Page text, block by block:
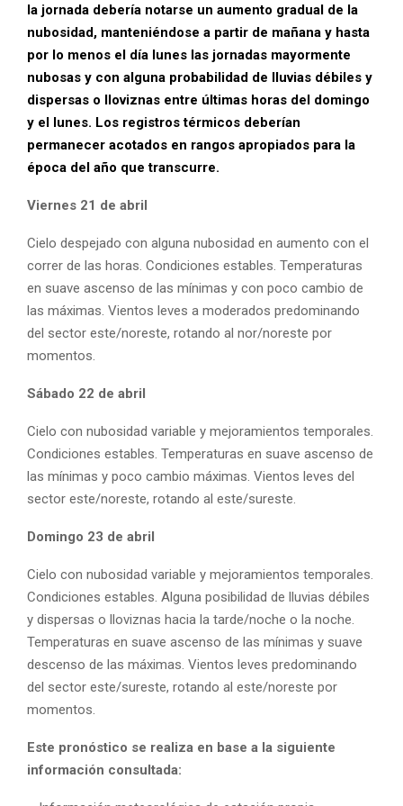
la jornada debería notarse un aumento gradual de la
nubosidad, manteniéndose a partir de mañana y hasta
por lo menos el día lunes las jornadas mayormente
nubosas y con alguna probabilidad de lluvias débiles y
dispersas o lloviznas entre últimas horas del domingo
y el lunes. Los registros térmicos deberían
permanecer acotados en rangos apropiados para la
época del año que transcurre.
Viernes 21 de abril
Cielo despejado con alguna nubosidad en aumento con el
correr de las horas. Condiciones estables. Temperaturas
en suave ascenso de las mínimas y con poco cambio de
las máximas. Vientos leves a moderados predominando
del sector este/noreste, rotando al nor/noreste por
momentos.
Sábado 22 de abril
Cielo con nubosidad variable y mejoramientos temporales.
Condiciones estables. Temperaturas en suave ascenso de
las mínimas y poco cambio máximas. Vientos leves del
sector este/noreste, rotando al este/sureste.
Domingo 23 de abril
Cielo con nubosidad variable y mejoramientos temporales.
Condiciones estables. Alguna posibilidad de lluvias débiles
y dispersas o lloviznas hacia la tarde/noche o la noche.
Temperaturas en suave ascenso de las mínimas y suave
descenso de las máximas. Vientos leves predominando
del sector este/sureste, rotando al este/noreste por
momentos.
Este pronóstico se realiza en base a la siguiente
información consultada: